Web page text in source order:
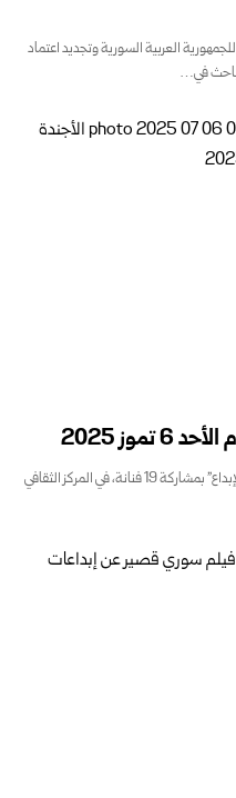
العربية السورية وتجديد اعتماد
في…
2025
دمشق: معرض الفن التشكيلي الجماعي" وأزهر الإبداع" بمشاركة 19 فنانة، في المركز الثقافي